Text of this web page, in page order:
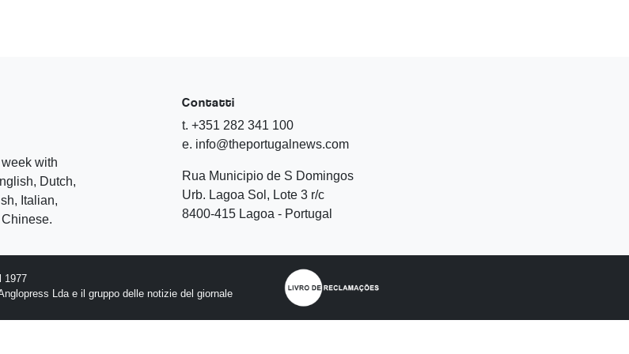
with
Dutch,
Italian,
Contatti
t. +351 282 341 100
e. info@theportugalnews.com
Rua Municipio de S Domingos
Urb. Lagoa Sol, Lote 3 r/c
8400-415 Lagoa - Portugal
1977
Lda e il gruppo delle notizie del giornale